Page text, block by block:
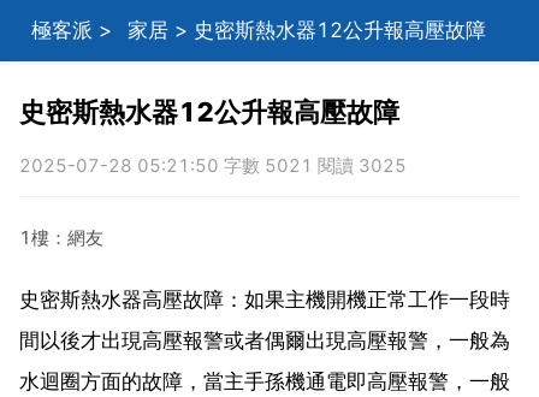
極客派 > 家居 > 史密斯熱水器12公升報高壓故障
史密斯熱水器12公升報高壓故障
2025-07-28 05:21:50 字數 5021 閱讀 3025
1樓：網友
史密斯熱水器高壓故障：如果主機開機正常工作一段時
間以後才出現高壓報警或者偶爾出現高壓報警，一般為
水迴圈方面的故障，當主手孫機通電即高壓報警，一般